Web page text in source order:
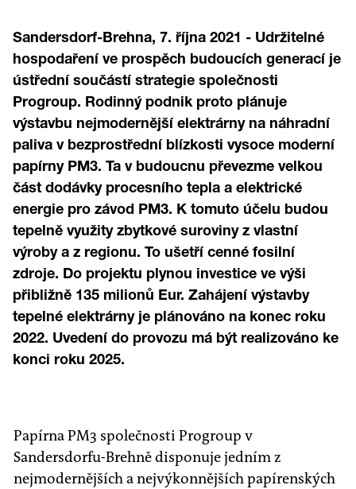
Sandersdorf-Brehna, 7. října 2021 - Udržitelné
hospodaření ve prospěch budoucích generací je
ústřední součástí strategie společnosti
Progroup. Rodinný podnik proto plánuje
výstavbu nejmodernější elektrárny na náhradní
paliva v bezprostřední blízkosti vysoce moderní
papírny PM3. Ta v budoucnu převezme velkou
část dodávky procesního tepla a elektrické
energie pro závod PM3. K tomuto účelu budou
tepelně využity zbytkové suroviny z vlastní
výroby a z regionu. To ušetří cenné fosilní
zdroje. Do projektu plynou investice ve výši
přibližně 135 milionů Eur. Zahájení výstavby
tepelné elektrárny je plánováno na konec roku
2022. Uvedení do provozu má být realizováno ke
konci roku 2025.
Papírna PM3 společnosti Progroup v
Sandersdorfu-Brehně disponuje jedním z
nejmodernějších a nejvýkonnějších papírenských